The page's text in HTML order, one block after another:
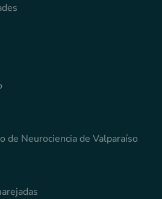
de Neurociencia de Valparaíso